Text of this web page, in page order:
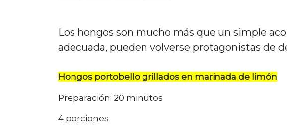
Los hongos son mucho más que un simple
adecuada, pueden volverse protagonistas de
Hongos portobello grillados en marinada de limón
Preparación: 20 minutos
4 porciones